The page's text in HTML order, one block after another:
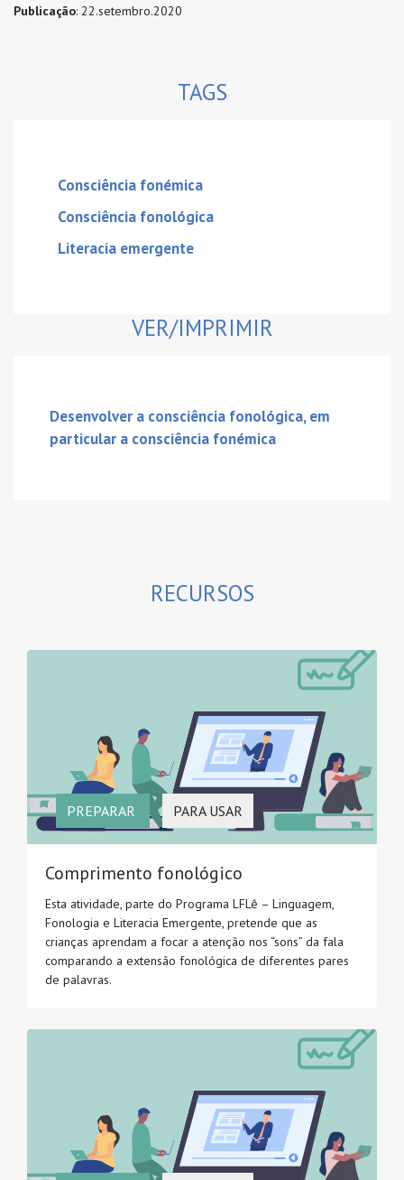
Publicação: 22.setembro.2020
TAGS
Consciência fonémica
Consciência fonológica
Literacia emergente
VER/IMPRIMIR
Desenvolver a consciência fonológica, em
particular a consciência fonémica
RECURSOS
PREPARAR PARA USAR
Comprimento fonológico
Esta atividade, parte do Programa LFLê – Linguagem,
Fonologia e Literacia Emergente, pretende que as
crianças aprendam a focar a atenção nos “sons” da fala
comparando a extensão fonológica de diferentes pares
de palavras.